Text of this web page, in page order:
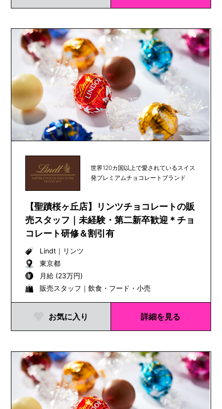
世界120カ国以上で愛されているスイス
発プレミアムチョコレートブランド
【聖蹟桜ヶ丘店】リンツチョコレートの販
売スタッフ｜未経験・第二新卒歓迎＊チョ
コレート研修＆割引有
Lindt｜ リンツ
東京都
月給 (23万円)
販売スタッフ｜飲食・フード・小売
お気に入り 詳細を見る